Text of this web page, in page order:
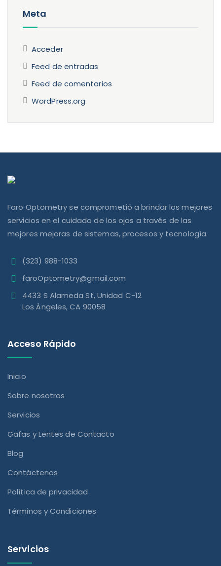
Meta
Acceder
Feed de entradas
Feed de comentarios
WordPress.org
Faro Optometry se comprometió a brindar los mejores
servicios en el cuidado de los ojos a través de las
mejores mejoras de sistemas, procesos y tecnología.
(323) 988-1033
faroOptometry@gmail.com
4433 S Alameda St, Unidad C-12
Los Ángeles, CA 90058
Acceso Rápido
Inicio
Sobre nosotros
Servicios
Gafas y Lentes de Contacto
Blog
Contáctenos
Política de privacidad
Términos y Condiciones
Servicios